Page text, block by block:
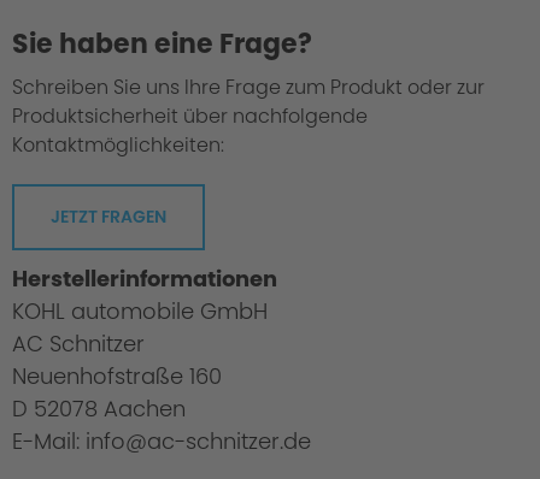
Sie haben eine Frage?
Schreiben Sie uns Ihre Frage zum Produkt oder zur
Produktsicherheit über nachfolgende
Kontaktmöglichkeiten:
JETZT FRAGEN
Herstellerinformationen
KOHL automobile GmbH
AC Schnitzer
Neuenhofstraße 160
D 52078 Aachen
E-Mail: info@ac-schnitzer.de